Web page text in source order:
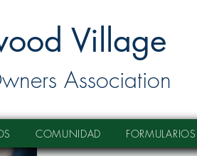
Village
Association
COMUNIDAD